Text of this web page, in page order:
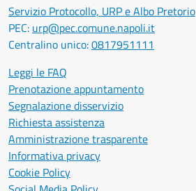
Servizio Protocollo, URP e Albo Pretorio
PEC: urp@pec.comune.napoli.it
Centralino unico:0817951111
Leggi le FAQ
Prenotazione appuntamento
Segnalazione disservizio
Richiesta assistenza
Amministrazione trasparente
Informativa privacy
Cookie Policy